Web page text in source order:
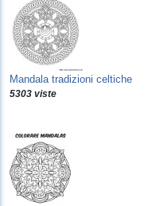
Mandala tradizioni celtiche
5303 viste